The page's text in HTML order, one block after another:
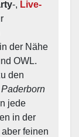
-, Live-
der Nähe
OWL.
den
jede
in der
feinen